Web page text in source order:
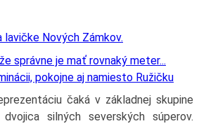
správne je mať rovnaký meter...
pokojne aj namiesto Ružičku
čaká v základnej skupine
silných severských súperov.